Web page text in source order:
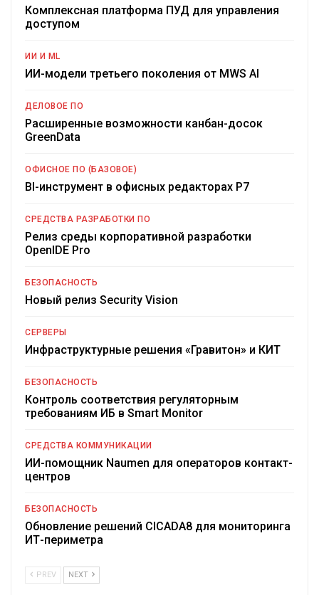
Комплексная платформа ПУД для управления
доступом
ИИ И ML
ИИ-модели третьего поколения от MWS AI
ДЕЛОВОЕ ПО
Расширенные возможности канбан-досок
GreenData
ОФИСНОЕ ПО (БАЗОВОЕ)
BI-инструмент в офисных редакторах Р7
СРЕДСТВА РАЗРАБОТКИ ПО
Релиз среды корпоративной разработки
OpenIDE Pro
БЕЗОПАСНОСТЬ
Новый релиз Security Vision
СЕРВЕРЫ
Инфраструктурные решения «Гравитон» и КИТ
БЕЗОПАСНОСТЬ
Контроль соответствия регуляторным
требованиям ИБ в Smart Monitor
СРЕДСТВА КОММУНИКАЦИИ
ИИ-помощник Naumen для операторов контакт-
центров
БЕЗОПАСНОСТЬ
Обновление решений CICADA8 для мониторинга
ИТ-периметра
PREV NEXT